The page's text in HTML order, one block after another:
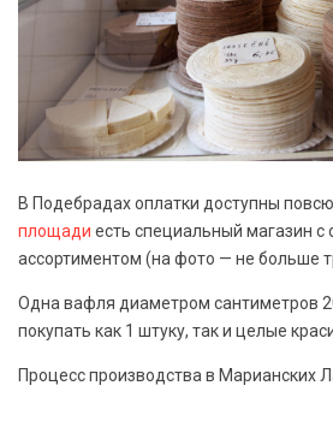
В Подебрадах оплатки доступны
площади есть специальный магазин с
ассортиментом (на фото — не больше
Одна вафля диаметром сантиметров
покупать как 1 штуку, так и целые
Процесс производства в Марианских